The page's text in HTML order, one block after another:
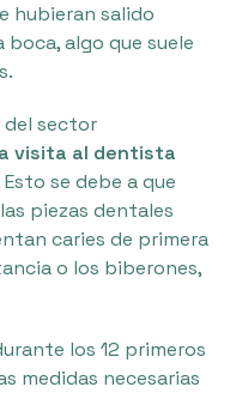
hubieran salido
algo que suele
sector
visita al dentista
se debe a que
piezas dentales
caries de primera
o los biberones,
los 12 primeros
medidas necesarias